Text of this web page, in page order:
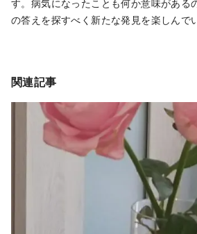
の答えを探すべく新たな発見を楽しんで
関連記事